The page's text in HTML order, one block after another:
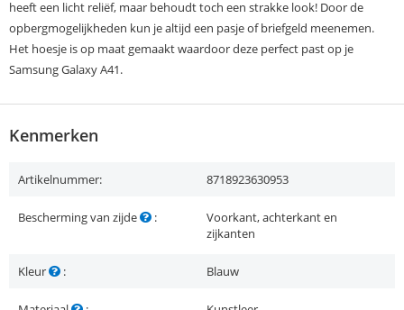
heeft een licht reliëf, maar behoudt toch een strakke look! Door de
opbergmogelijkheden kun je altijd een pasje of briefgeld meenemen.
Het hoesje is op maat gemaakt waardoor deze perfect past op je
Samsung Galaxy A41.
Kenmerken
Artikelnummer: 8718923630953
Bescherming van zijde :
Voorkant, achterkant en
zijkanten
Kleur : Blauw